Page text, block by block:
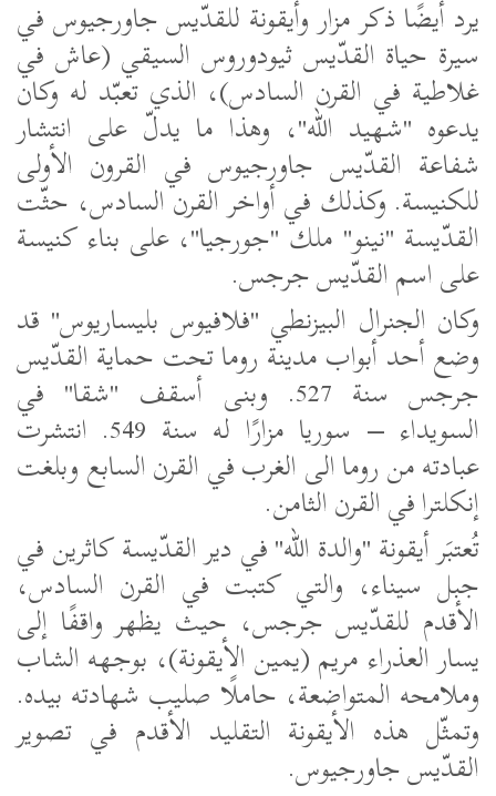
يرد أيضًا ذكر مزار وأيقونة للقدّيس جاورجيوس في
سيرة حياة القدّيس ثيودوروس السيقي (عاش في
غلاطية في القرن السادس)، الذي تعبّد له وكان
يدعوه "شهيد الله"، وهذا ما يدلّ على انتشار
شفاعة القدّيس جاورجيوس في القرون الأولى
للكنيسة. وكذلك في أواخر القرن السادس، حثّت
القدّيسة "نينو" ملك "جورجيا"، على بناء كنيسة
على اسم القدّيس جرجس.
وكان الجنرال البيزنطي "فلافيوس بليساريوس" قد
وضع أحد أبواب مدينة روما تحت حماية القدّيس
جرجس سنة 527. وبنى أسقف "شقا" في
السويداء – سوريا مزارًا له سنة 549. انتشرت
عبادته من روما الى الغرب في القرن السابع وبلغت
إنكلترا في القرن الثامن.
تُعتبَر أيقونة "والدة الله" في دير القدّيسة كاثرين في
جبل سيناء، والتي كتبت في القرن السادس،
الأقدم للقدّيس جرجس، حيث يظهر واقفًا إلى
يسار العذراء مريم (يمين الأيقونة)، بوجهه الشاب
وملامحه المتواضعة، حاملًا صليب شهادته بيده.
وتمثّل هذه الأيقونة التقليد الأقدم في تصوير
القدّيس جاورجيوس.